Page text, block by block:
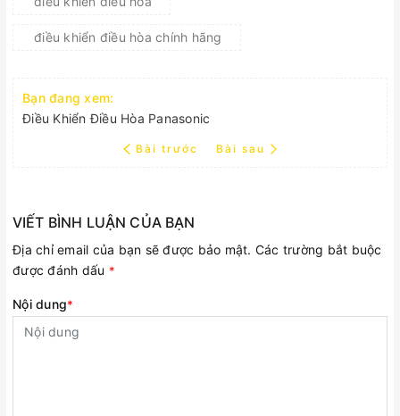
điều khiển điều hòa chính hãng
Bạn đang xem:
Điều Khiển Điều Hòa Panasonic
Bài trước Bài sau
VIẾT BÌNH LUẬN CỦA BẠN
Địa chỉ email của bạn sẽ được bảo mật. Các trường bắt buộc
được đánh dấu *
Nội dung*